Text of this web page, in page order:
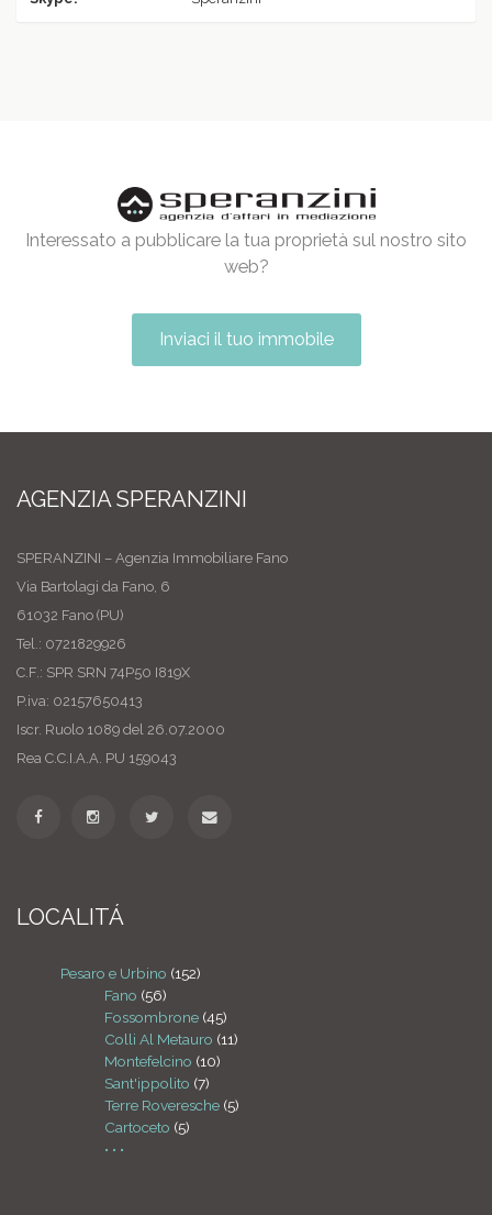
Interessato a pubblicare la tua proprietà sul nostro sito
web?
Inviaci il tuo immobile
AGENZIA SPERANZINI
SPERANZINI – Agenzia Immobiliare Fano
Via Bartolagi da Fano, 6
61032 Fano (PU)
Tel.: 0721829926
C.F.: SPR SRN 74P50 I819X
P.iva: 02157650413
Iscr. Ruolo 1089 del 26.07.2000
Rea C.C.I.A.A. PU 159043
LOCALITÁ
Pesaro e Urbino (152)
Fano (56)
Fossombrone (45)
Colli Al Metauro (11)
Montefelcino (10)
Sant'ippolito (7)
Terre Roveresche (5)
Cartoceto (5)
• • •